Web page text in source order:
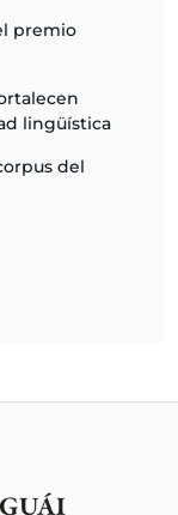
premio
lingüística
del